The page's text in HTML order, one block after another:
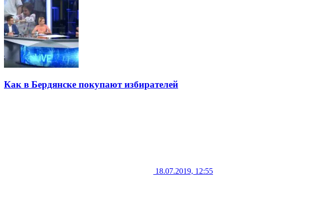
Как в Бердянске покупают избирателей
18.07.2019, 12:55